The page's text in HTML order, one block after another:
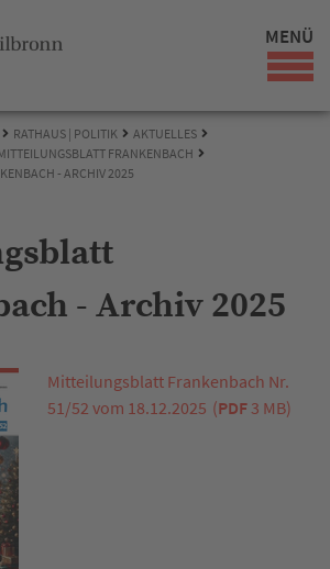
MENÜ
RATHAUS | POLITIK
AKTUELLES
FRANKENBACH
- ARCHIV 2025
- Archiv 2025
Mitteilungsblatt Frankenbach Nr.
51/52 vom 18.12.2025 (PDF 3 MB)